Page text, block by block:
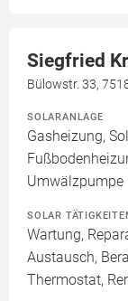
Siegfried
Bülowstr. 33,
SOLARANLAGE
Gasheizung,
Umwälzpumpe
SOLAR
Wartung,
Austausch,
Thermostat,